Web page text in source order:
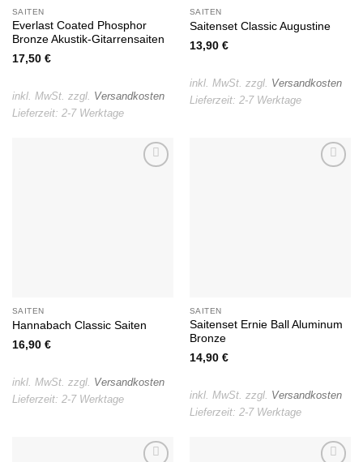
SAITEN
Everlast Coated Phosphor
Bronze Akustik-Gitarrensaiten
17,50 €
inkl. MwSt. zzgl. Versandkosten
Lieferzeit: 2-7 Werktage
SAITEN
Saitenset Classic Augustine
13,90 €
inkl. MwSt. zzgl. Versandkosten
Lieferzeit: 2-7 Werktage
SAITEN
Hannabach Classic Saiten
16,90 €
inkl. MwSt. zzgl. Versandkosten
Lieferzeit: 2-7 Werktage
SAITEN
Saitenset Ernie Ball Aluminum
Bronze
14,90 €
inkl. MwSt. zzgl. Versandkosten
Lieferzeit: 2-7 Werktage